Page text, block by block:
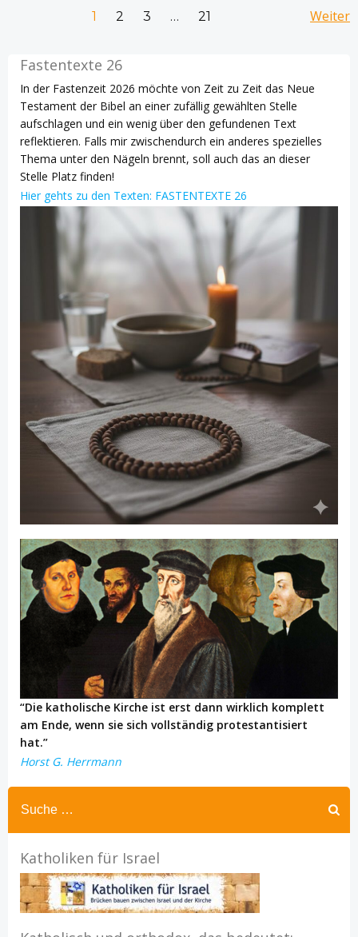
Beitrags-
Navigation
Beitrags-
Navigation
Seite
1 Seite
2 Seite
3 … Seite
21 Weiter
Fastentexte 26
In der Fastenzeit 2026 möchte von Zeit zu Zeit das Neue
Testament der Bibel an einer zufällig gewählten Stelle
aufschlagen und ein wenig über den gefundenen Text
reflektieren. Falls mir zwischendurch ein anderes spezielles
Thema unter den Nägeln brennt, soll auch das an dieser
Stelle Platz finden!
Hier gehts zu den Texten: FASTENTEXTE 26
“Die katholische Kirche ist erst dann wirklich komplett
am Ende, wenn sie sich vollständig protestantisiert
hat.”
Horst G. Herrmann
Katholiken für Israel